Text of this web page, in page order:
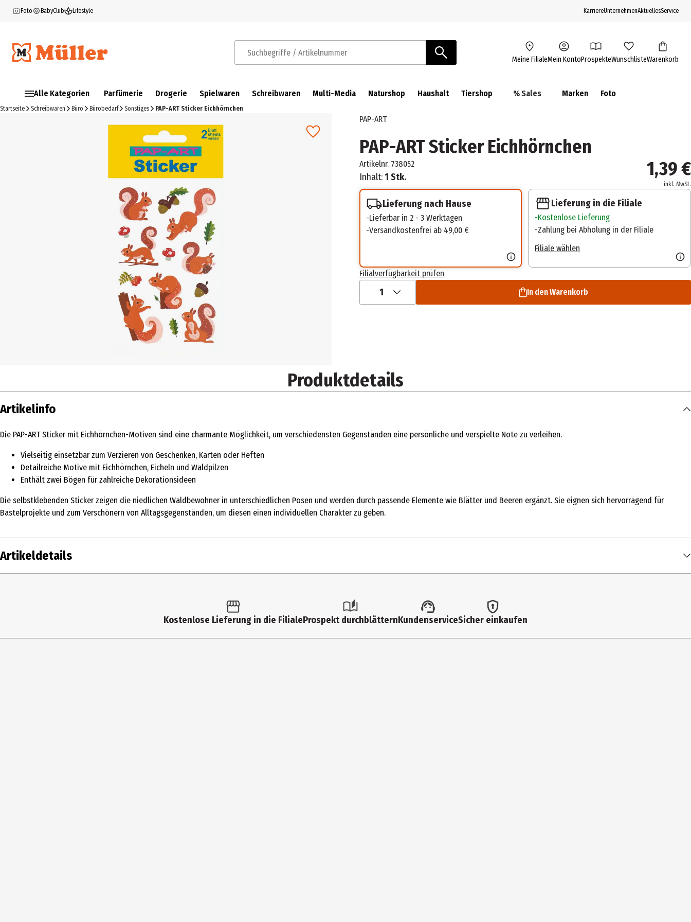
Foto BabyClub Lifestyle KarriereUnternehmenAktuellesService
Suchbegriffe / Artikelnummer Meine FilialeMein KontoProspekteWunschlisteWarenkorb
Alle Kategorien Parfümerie Drogerie Spielwaren Schreibwaren Multi-Media Naturshop Haushalt Tiershop % Sales Marken Foto
Startseite Schreibwaren Büro Bürobedarf Sonstiges PAP-ART Sticker Eichhörnchen
PAP-ART
PAP-ART Sticker Eichhörnchen
Artikelnr. 738052
Inhalt:1 Stk. 1,39 €
inkl. MwSt.
Lieferung nach Hause
Lieferbar in 2 - 3 Werktagen
Versandkostenfrei ab 49,00 €
Lieferung in die Filiale
Kostenlose Lieferung
Zahlung bei Abholung in der Filiale
Filiale wählen
Filialverfügbarkeit prüfen
1 In den Warenkorb
Produktdetails
Artikelinfo
Die PAP-ART Sticker mit Eichhörnchen-Motiven sind eine charmante Möglichkeit, um verschiedensten Gegenständen eine persönliche und verspielte Note zu verleihen.
Vielseitig einsetzbar zum Verzieren von Geschenken, Karten oder Heften
Detailreiche Motive mit Eichhörnchen, Eicheln und Waldpilzen
Enthält zwei Bögen für zahlreiche Dekorationsideen
Die selbstklebenden Sticker zeigen die niedlichen Waldbewohner in unterschiedlichen Posen und werden durch passende Elemente wie Blätter und Beeren ergänzt. Sie eignen sich hervorragend für
Bastelprojekte und zum Verschönern von Alltagsgegenständen, um diesen einen individuellen Charakter zu geben.
Artikeldetails
Kostenlose Lieferung in die FilialeProspekt durchblätternKundenserviceSicher einkaufen